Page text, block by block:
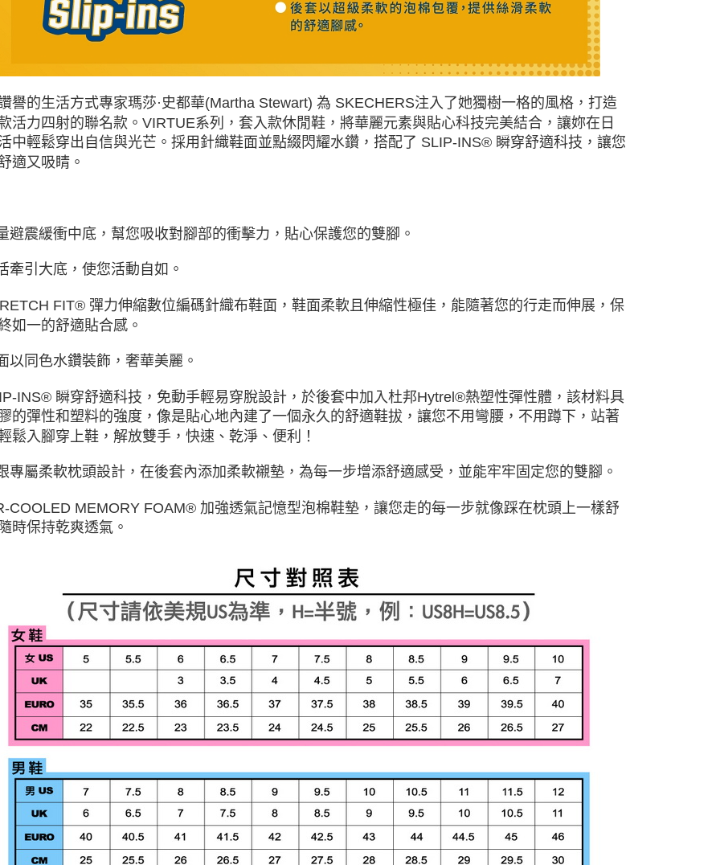
譽的生活方式專家瑪莎·史都華(Martha Stewart) 為 SKECHERS注入了她獨樹一格的風格，打造
活力四射的聯名款。VIRTUE系列，套入款休閒鞋，將華麗元素與貼心科技完美結合，讓妳在日
中輕鬆穿出自信與光芒。採用針織鞋面並點綴閃耀水鑽，搭配了 SLIP-INS® 瞬穿舒適科技，讓您
適又吸睛。
避震緩衝中底，幫您吸收對腳部的衝擊力，貼心保護您的雙腳。
牽引大底，使您活動自如。
FIT® 彈力伸縮數位編碼針織布鞋面，鞋面柔軟且伸縮性極佳，能隨著您的行走而伸展，保
如一的舒適貼合感。
以同色水鑽裝飾，奢華美麗。
INS® 瞬穿舒適科技，免動手輕易穿脫設計，於後套中加入杜邦Hytrel®熱塑性彈性體，該材料具
的彈性和塑料的強度，像是貼心地內建了一個永久的舒適鞋拔，讓您不用彎腰，不用蹲下，站著
鬆入腳穿上鞋，解放雙手，快速、乾淨、便利！
專屬柔軟枕頭設計，在後套內添加柔軟襯墊，為每一步增添舒適感受，並能牢牢固定您的雙腳。
COOLED MEMORY FOAM® 加強透氣記憶型泡棉鞋墊，讓您走的每一步就像踩在枕頭上一樣舒
時保持乾爽透氣。